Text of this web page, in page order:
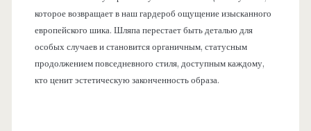
которое возвращает в наш гардероб ощущение изысканного
европейского шика. Шляпа перестает быть деталью для
особых случаев и становится органичным, статусным
продолжением повседневного стиля, доступным каждому,
кто ценит эстетическую законченность образа.